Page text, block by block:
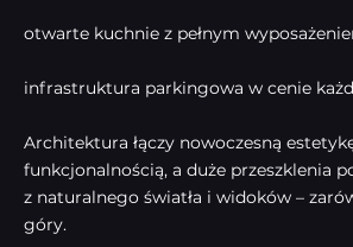
otwarte kuchnie z pełnym
infrastruktura parkingowa w cenie
Architektura łączy nowoczesną
funkcjonalnością, a duże przeszklenia
z naturalnego światła i widoków –
góry.